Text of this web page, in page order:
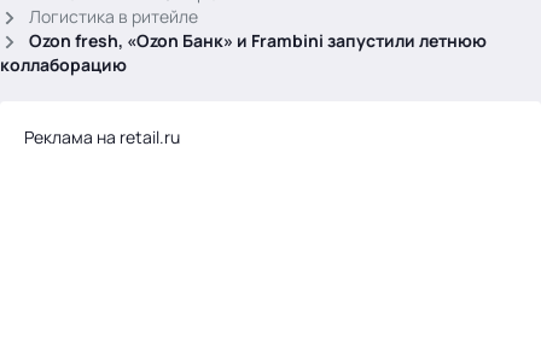
Логистика в ритейле
Ozon fresh, «Ozon Банк» и Frambini запустили летнюю
коллаборацию
Реклама на retail.ru